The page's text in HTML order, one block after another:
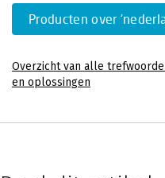
Producten over
Overzicht van alle
en oplossingen